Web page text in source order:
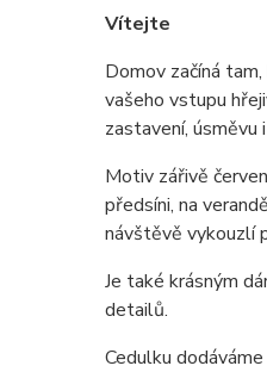
Vítejte
Domov začíná
vašeho vstupu
zastavení, úsměvu
Motiv zářivě
předsíni, na
návštěvě vykouzlí
Je také krásným
detailů.
Cedulku